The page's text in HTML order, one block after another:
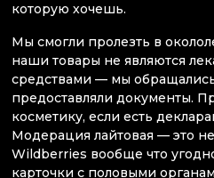
которую хочешь.
Мы смогли пролезть в
наши товары не являются
средствами — мы
предоставляли документы.
косметику, если есть
Модерация лайтовая — это
Wildberries вообще что
карточки с половыми